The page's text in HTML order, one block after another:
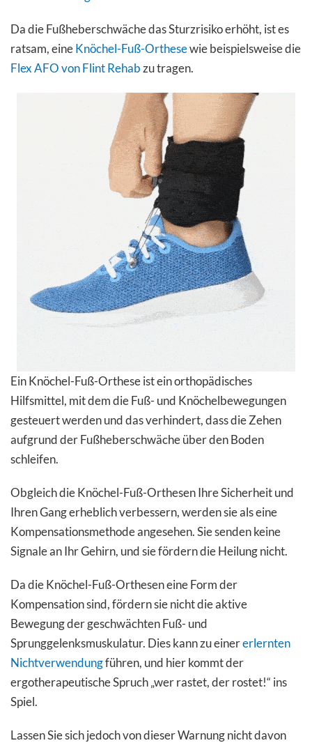
Da die Fußheberschwäche das Sturzrisiko erhöht, ist es
ratsam, eineKnöchel-Fuß-Orthesewie beispielsweise die
Flex AFO von Flint Rehabzu tragen.
Ein Knöchel-Fuß-Orthese ist ein orthopädisches
Hilfsmittel, mit dem die Fuß- und Knöchelbewegungen
gesteuert werden und das verhindert, dass die Zehen
aufgrund der Fußheberschwäche über den Boden
schleifen.
Obgleich die Knöchel-Fuß-Orthesen Ihre Sicherheit und
Ihren Gang erheblich verbessern, werden sie als eine
Kompensationsmethode angesehen. Sie senden keine
Signale an Ihr Gehirn, und sie fördern die Heilung nicht.
Da die Knöchel-Fuß-Orthesen eine Form der
Kompensation sind, fördern sie nicht die aktive
Bewegung der geschwächten Fuß- und
Sprunggelenksmuskulatur. Dies kann zu einererlernten
Nichtverwendungführen, und hier kommt der
ergotherapeutische Spruch „wer rastet, der rostet!“ ins
Spiel.
Lassen Sie sich jedoch von dieser Warnung nicht davon